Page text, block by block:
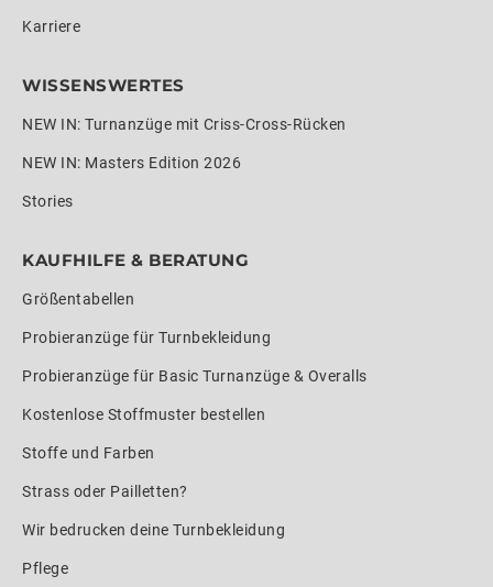
Karriere
WISSENSWERTES
NEW IN: Turnanzüge mit Criss-Cross-Rücken
NEW IN: Masters Edition 2026
Stories
KAUFHILFE & BERATUNG
Größentabellen
Probieranzüge für Turnbekleidung
Probieranzüge für Basic Turnanzüge & Overalls
Kostenlose Stoffmuster bestellen
Stoffe und Farben
Strass oder Pailletten?
Wir bedrucken deine Turnbekleidung
Pflege